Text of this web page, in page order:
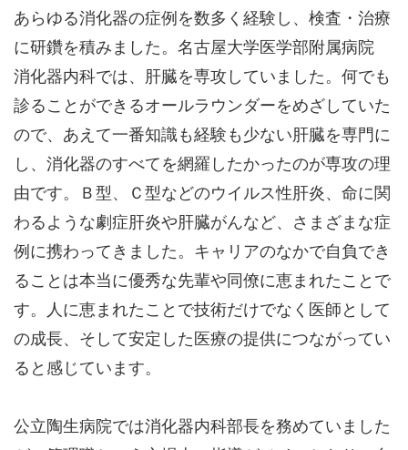
あらゆる消化器の症例を数多く経験し、検査・治療
に研鑽を積みました。名古屋大学医学部附属病院
消化器内科では、肝臓を専攻していました。何でも
診ることができるオールラウンダーをめざしていた
ので、あえて一番知識も経験も少ない肝臓を専門に
し、消化器のすべてを網羅したかったのが専攻の理
由です。Ｂ型、Ｃ型などのウイルス性肝炎、命に関
わるような劇症肝炎や肝臓がんなど、さまざまな症
例に携わってきました。キャリアのなかで自負でき
ることは本当に優秀な先輩や同僚に恵まれたことで
す。人に恵まれたことで技術だけでなく医師として
の成長、そして安定した医療の提供につながってい
ると感じています。
公立陶生病院では消化器内科部長を務めていました